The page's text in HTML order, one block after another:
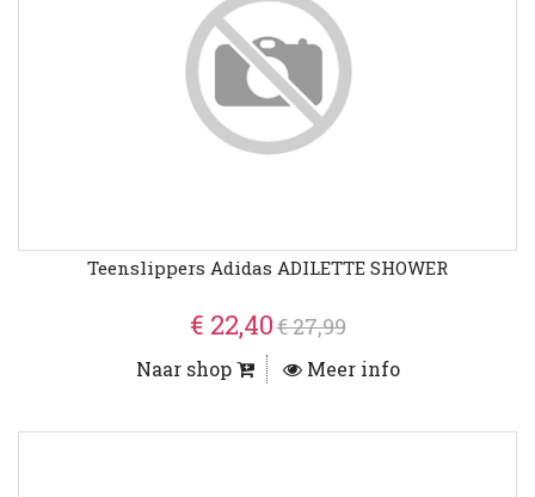
Teenslippers Adidas ADILETTE SHOWER
€ 22,40€ 27,99
Naar shop Meer info